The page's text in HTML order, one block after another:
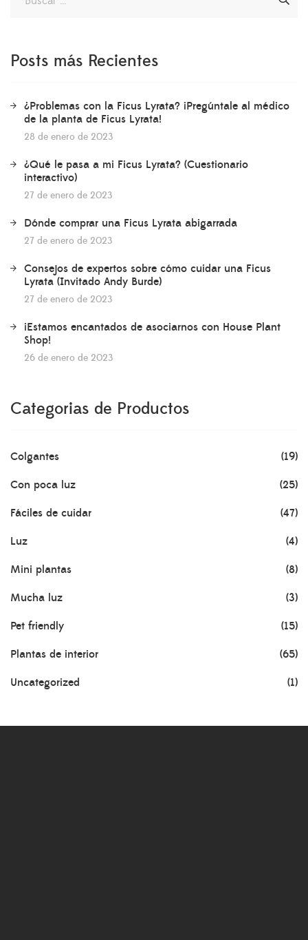
Posts más Recientes
¿Problemas con la Ficus Lyrata? ¡Pregúntale al médico
de la planta de Ficus Lyrata!
28 de enero de 2023
¿Qué le pasa a mi Ficus Lyrata? (Cuestionario
interactivo)
27 de enero de 2023
Dónde comprar una Ficus Lyrata abigarrada
27 de enero de 2023
Consejos de expertos sobre cómo cuidar una Ficus
Lyrata (Invitado Andy Burde)
27 de enero de 2023
¡Estamos encantados de asociarnos con House Plant
Shop!
26 de enero de 2023
Categorias de Productos
Colgantes (19)
Con poca luz (25)
Fáciles de cuidar (47)
Luz (4)
Mini plantas (8)
Mucha luz (3)
Pet friendly (15)
Plantas de interior (65)
Uncategorized (1)